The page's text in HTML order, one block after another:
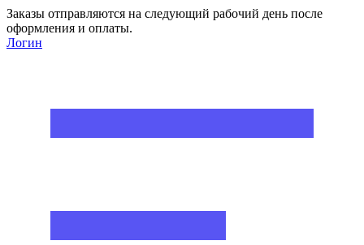
Заказы отправляются на следующий рабочий день после
оформления и оплаты.
Логин